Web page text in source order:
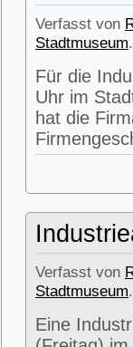
Verfasst von
Stadtmuseum.
Für die
Uhr im
hat die
Verfasst von
Stadtmuseum.
Eine